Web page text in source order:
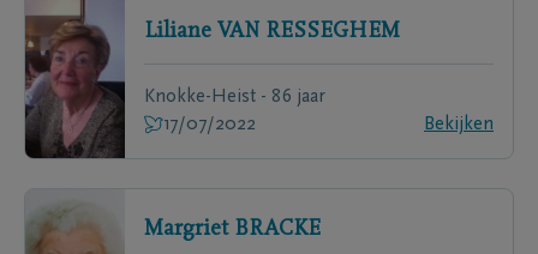
Liliane VAN RESSEGHEM
Knokke-Heist - 86 jaar
17/07/2022
Bekijken
Margriet BRACKE